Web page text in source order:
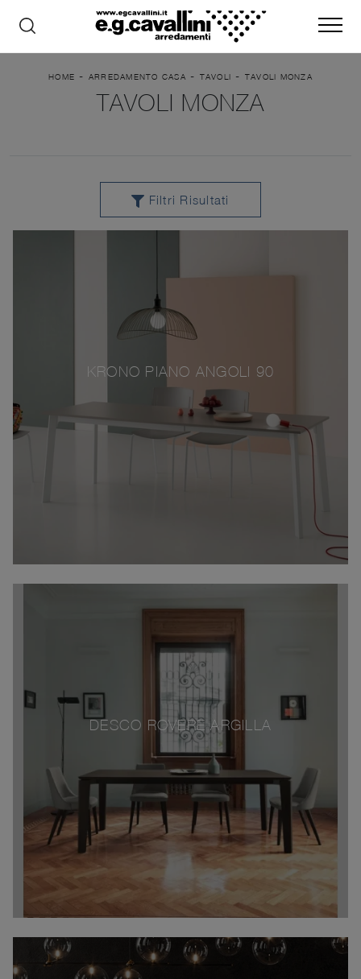
HOME - ARREDAMENTO CASA - TAVOLI - TAVOLI MONZA
TAVOLI MONZA
Filtri Risultati
KRONO PIANO ANGOLI 90
DESCO ROVERE ARGILLA